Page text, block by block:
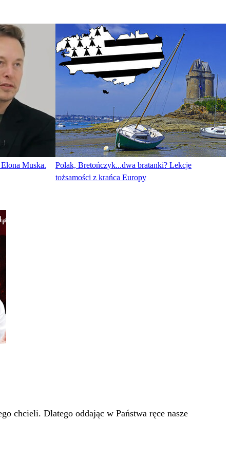
Muska.
Polak, Bretończyk...dwa bratanki? Lekcje
tożsamości z krańca Europy
chcieli. Dlatego oddając w Państwa ręce nasze